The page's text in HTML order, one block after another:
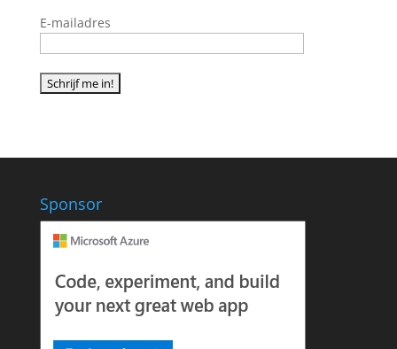
E-mailadres
Sponsor